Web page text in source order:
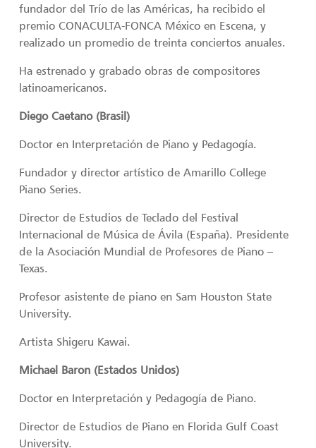
fundador del Trío de las Américas, ha recibido el
premio CONACULTA-FONCA México en Escena, y
realizado un promedio de treinta conciertos anuales.
Ha estrenado y grabado obras de compositores
latinoamericanos.
Diego Caetano (Brasil)
Doctor en Interpretación de Piano y Pedagogía.
Fundador y director artístico de Amarillo College
Piano Series.
Director de Estudios de Teclado del Festival
Internacional de Música de Ávila (España). Presidente
de la Asociación Mundial de Profesores de Piano –
Texas.
Profesor asistente de piano en Sam Houston State
University.
Artista Shigeru Kawai.
Michael Baron (Estados Unidos)
Doctor en Interpretación y Pedagogía de Piano.
Director de Estudios de Piano en Florida Gulf Coast
University.